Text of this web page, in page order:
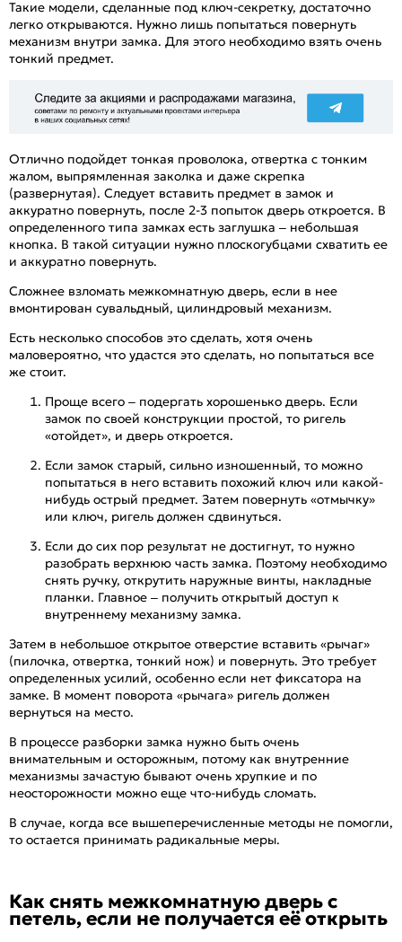
Такие модели, сделанные под ключ-секретку, достаточно
легко открываются. Нужно лишь попытаться повернуть
механизм внутри замка. Для этого необходимо взять очень
тонкий предмет.
Отлично подойдет тонкая проволока, отвертка с тонким
жалом, выпрямленная заколка и даже скрепка
(развернутая). Следует вставить предмет в замок и
аккуратно повернуть, после 2-3 попыток дверь откроется. В
определенного типа замках есть заглушка – небольшая
кнопка. В такой ситуации нужно плоскогубцами схватить ее
и аккуратно повернуть.
Сложнее взломать межкомнатную дверь, если в нее
вмонтирован сувальдный, цилиндровый механизм.
Есть несколько способов это сделать, хотя очень
маловероятно, что удастся это сделать, но попытаться все
же стоит.
Проще всего – подергать хорошенько дверь. Если
замок по своей конструкции простой, то ригель
«отойдет», и дверь откроется.
Если замок старый, сильно изношенный, то можно
попытаться в него вставить похожий ключ или какой-
нибудь острый предмет. Затем повернуть «отмычку»
или ключ, ригель должен сдвинуться.
Если до сих пор результат не достигнут, то нужно
разобрать верхнюю часть замка. Поэтому необходимо
снять ручку, открутить наружные винты, накладные
планки. Главное – получить открытый доступ к
внутреннему механизму замка.
Затем в небольшое открытое отверстие вставить «рычаг»
(пилочка, отвертка, тонкий нож) и повернуть. Это требует
определенных усилий, особенно если нет фиксатора на
замке. В момент поворота «рычага» ригель должен
вернуться на место.
В процессе разборки замка нужно быть очень
внимательным и осторожным, потому как внутренние
механизмы зачастую бывают очень хрупкие и по
неосторожности можно еще что-нибудь сломать.
В случае, когда все вышеперечисленные методы не помогли,
то остается принимать радикальные меры.
Как снять межкомнатную дверь с
петель, если не получается её открыть